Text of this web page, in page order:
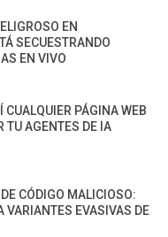
EN
SECUESTRANDO
EN VIVO
CUALQUIER PÁGINA WEB
TU AGENTES DE IA
CÓDIGO MALICIOSO:
VARIANTES EVASIVAS DE